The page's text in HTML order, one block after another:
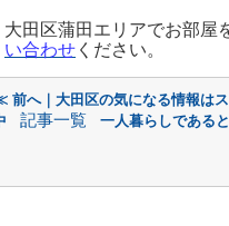
大田区蒲田エリアでお部屋
い合わせ ください。
前へ｜大田区の気になる情報は
記事一覧
一人暮らしである